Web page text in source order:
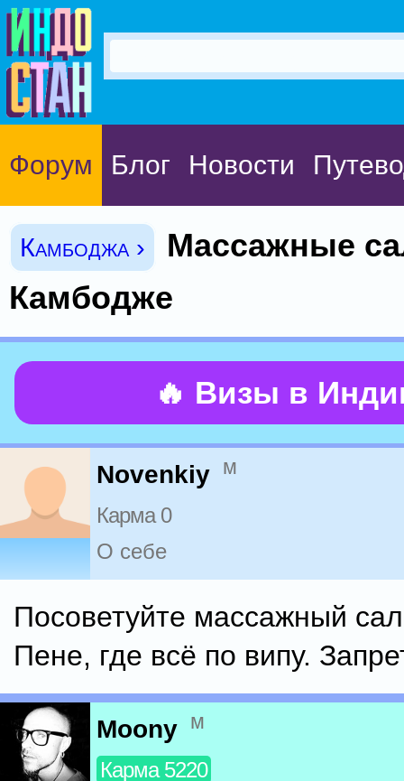
Форум Блог Новости
Камбоджа ›
Массажные
Камбодже
🔥 Визы в
Novenkiy м
Карма 0
О себе
Посоветуйте массажный
Пене, где всё по випу.
Moony м
Карма 5220